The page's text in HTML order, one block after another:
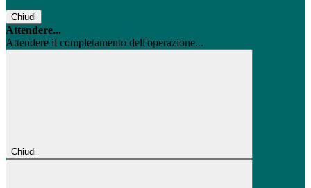
Chiudi
Attendere...
Attendere il completamento dell'operazione...
Chiudi